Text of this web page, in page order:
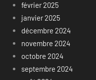
février 2025
janvier 2025
décembre 2024
novembre 2024
octobre 2024
septembre 2024